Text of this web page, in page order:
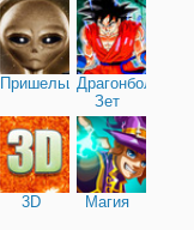
ПришельцыДрагонболл
Зет
3D Магия